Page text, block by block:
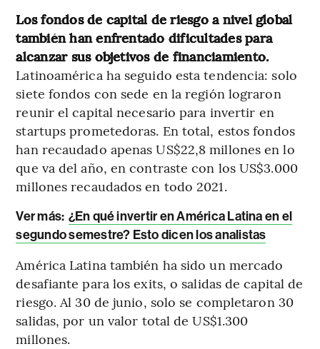
Los fondos de capital de riesgo a nivel global
también han enfrentado dificultades para
alcanzar sus objetivos de financiamiento.
Latinoamérica ha seguido esta tendencia: solo
siete fondos con sede en la región lograron
reunir el capital necesario para invertir en
startups prometedoras. En total, estos fondos
han recaudado apenas US$22,8 millones en lo
que va del año, en contraste con los US$3.000
millones recaudados en todo 2021.
Ver más: ¿En qué invertir en América Latina en el
segundo semestre? Esto dicen los analistas
América Latina también ha sido un mercado
desafiante para los exits, o salidas de capital de
riesgo. Al 30 de junio, solo se completaron 30
salidas, por un valor total de US$1.300
millones.